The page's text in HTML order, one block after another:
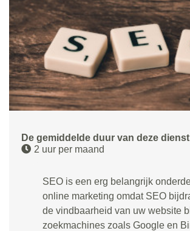
De gemiddelde duur van deze
2 uur per maand
SEO is een erg belangrijk
online marketing omdat SEO
de vindbaarheid van uw website
zoekmachines zoals Google en